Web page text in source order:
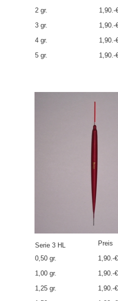
2 gr.
1,90.-
3 gr.
1,90.-
4 gr.
1,90.-
5 gr.
1,90.-
Serie 3 HL
Preis
0,50 gr.
1,90.-€
1,00 gr.
1,90.-€
1,25 gr.
1,90.-€